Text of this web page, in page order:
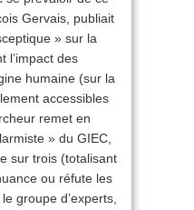
Gervais, publiait
» sur la
l’impact des
humaine (sur la
accessibles
remet en
» du GIEC,
sur trois (totalisant
ou réfute les
groupe d’experts,